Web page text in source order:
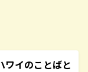
ワイのことばと